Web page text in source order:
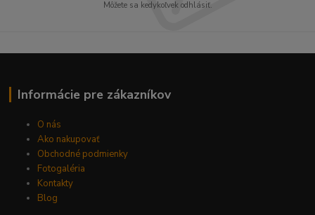
Môžete sa kedykoľvek odhlásiť.
Informácie pre zákazníkov
O nás
Ako nakupovať
Obchodné podmienky
Fotogaléria
Kontakty
Blog